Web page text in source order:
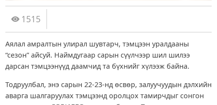
1515
Аялал амралтын улирал шувтарч, тэмцээн уралдааны
“сезон” айсуй. Наймдугаар сарын сүүлчээр шил шилээ
дарсан тэмцээнүүд даамчид та бүхнийг хүлээж байна.
Тодруулбал, энэ сарын 22-23-нд өсвөр, залуучуудын дэлхийн
аварга шалгаруулах тэмцээнд оролцох тамирчдыг сонгон